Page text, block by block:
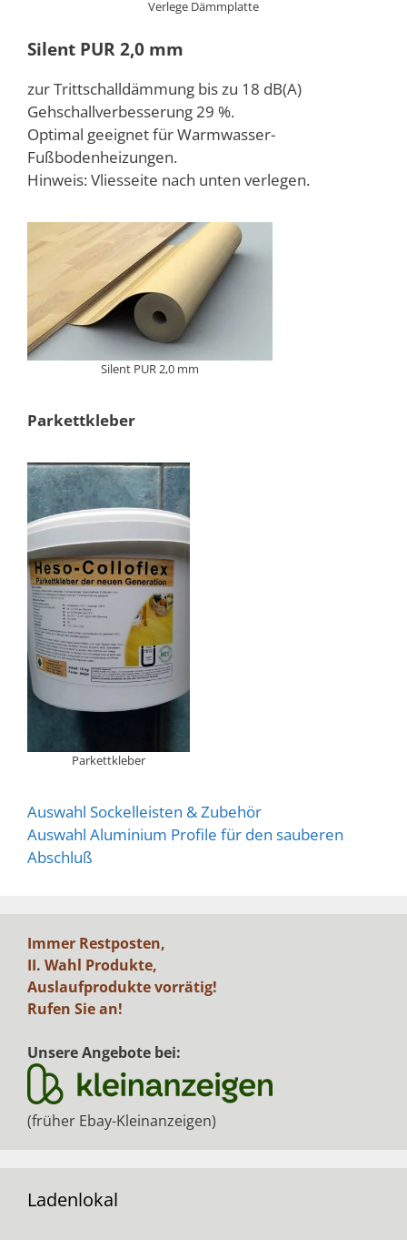
Verlege Dämmplatte
Silent PUR 2,0 mm
zur Trittschalldämmung bis zu 18 dB(A)
Gehschallverbesserung 29 %.
Optimal geeignet für Warmwasser-
Fußbodenheizungen.
Hinweis: Vliesseite nach unten verlegen.
Silent PUR 2,0 mm
Parkettkleber
Parkettkleber
Auswahl Sockelleisten & Zubehör
Auswahl Aluminium Profile für den sauberen
Abschluß
Immer Restposten,
II. Wahl Produkte,
Auslaufprodukte vorrätig!
Rufen Sie an!
Unsere Angebote bei:
(früher Ebay-Kleinanzeigen)
Ladenlokal